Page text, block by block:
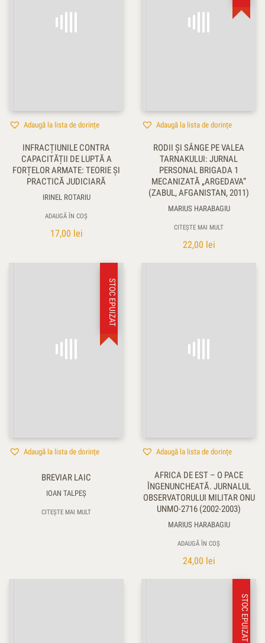
Adaugă la lista de dorințe
INFRACȚIUNILE CONTRA
CAPACITĂȚII DE LUPTĂ A
FORȚELOR ARMATE: TEORIE ȘI
PRACTICĂ JUDICIARĂ
IRINEL ROTARIU
ADAUGĂ ÎN COȘ
17,00 lei
Adaugă la lista de dorințe
RODII ŞI SÂNGE PE VALEA
TARNAKULUI: JURNAL
PERSONAL BRIGADA 1
MECANIZATĂ „ARGEDAVA”
(ZABUL, AFGANISTAN, 2011)
MARIUS HARABAGIU
CITEȘTE MAI MULT
22,00 lei
STOC EPUIZAT
Adaugă la lista de dorințe
BREVIAR LAIC
IOAN TALPEŞ
CITEȘTE MAI MULT
Adaugă la lista de dorințe
AFRICA DE EST – O PACE
ÎNGENUNCHEATĂ. JURNALUL
OBSERVATORULUI MILITAR ONU
UNMO-2716 (2002-2003)
MARIUS HARABAGIU
ADAUGĂ ÎN COȘ
24,00 lei
STOC EPUIZAT